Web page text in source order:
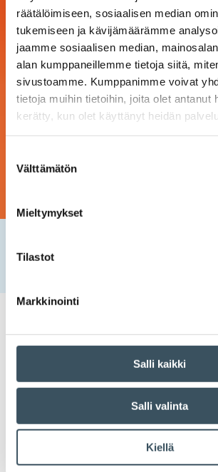
räätälöimiseen, sosiaalisen median
tukemiseen ja kävijämäärämme
jaamme sosiaalisen median,
alan kumppaneillemme tietoja siitä,
sivustoamme. Kumppanimme voivat
tietoja muihin tietoihin, joita olet antanut
kerätty, kun olet käyttänyt heidän
valinta
Välttämätön
Mieltymykset
Tilastot
Markkinointi
Salli kaikki
Salli valinta
Kiellä
Nämä viisi avaintrendiä muovaavat
04.04.2022 09:39 Uutiset hintapaineet,
kuluttajat,kustannukset,myynti,päivittäistavarakauppa
Nämä viisi
lähivuosina